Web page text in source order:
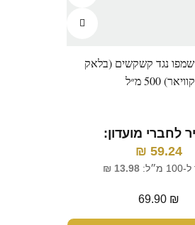
שמפו נגד קשקשים (בלאק
קוויאר) 500 מ״ל
לחברי מועדון:
59.24
₪
מ״ל: 13.98
₪
69.90 ₪